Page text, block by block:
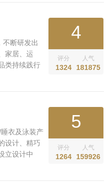
不断研发出
家居、运
类持续践行
4
评分
1324
人气
181875
衣及泳装产
设计、精巧
立设计中
5
评分
1264
人气
159926